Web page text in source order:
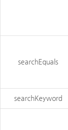
searchEquals
searchKeyword